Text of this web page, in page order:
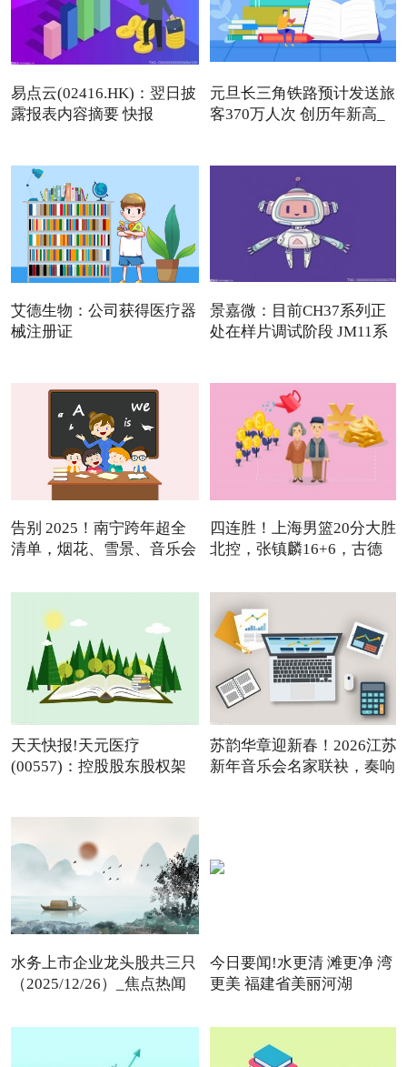
易点云(02416.HK)：翌日披
露报表内容摘要 快报
元旦长三角铁路预计发送旅
客370万人次 创历年新高_
艾德生物：公司获得医疗器
械注册证
景嘉微：目前CH37系列正
处在样片调试阶段 JM11系
告别 2025！南宁跨年超全
清单，烟花、雪景、音乐会
四连胜！上海男篮20分大胜
北控，张镇麟16+6，古德
天天快报!天元医疗
(00557)：控股股东股权架
苏韵华章迎新春！2026江苏
新年音乐会名家联袂，奏响
水务上市企业龙头股共三只
（2025/12/26）_焦点热闻
今日要闻!水更清 滩更净 湾
更美 福建省美丽河湖